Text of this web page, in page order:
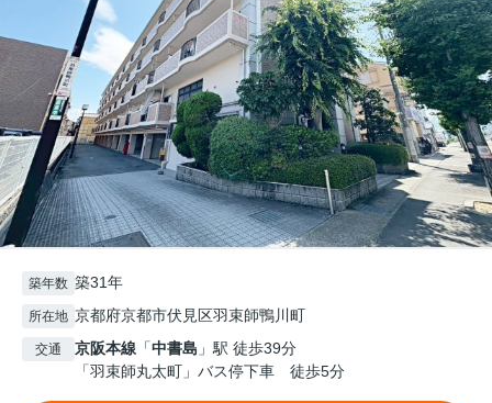
築年数 築31年
所在地 京都府京都市伏見区羽束師鴨川町
交通 京阪本線 「中書島 」駅 徒歩39分
「羽束師丸太町」バス停下車 徒歩5分